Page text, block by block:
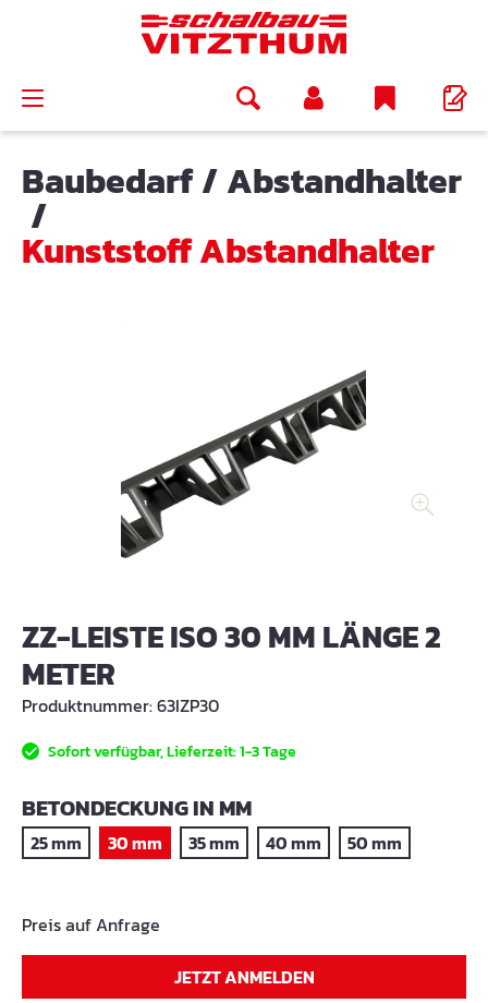
Baubedarf/Abstandhalter
/
Kunststoff Abstandhalter
ZZ-LEISTE ISO 30 MM LÄNGE 2
METER
Produktnummer:63IZP30
Sofort verfügbar, Lieferzeit: 1-3 Tage
BETONDECKUNG IN MMAUSWÄHLEN
25 mm 30 mm 35 mm 40 mm 50 mm
Preis auf Anfrage
JETZT ANMELDEN